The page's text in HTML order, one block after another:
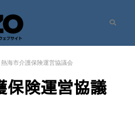
憲三 Official Site
熱海市介護保険運営協議会
保険運営協議